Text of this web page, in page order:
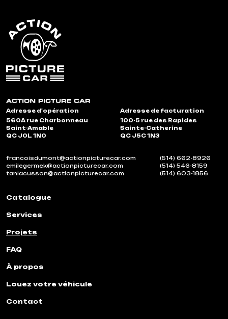
Adresse d'opération
560A rue Charbonneau
Saint-Amable
QC J0L 1N0
Adresse de facturation
100-5 rue des Rapides
Sainte-Catherine
QC J5C 1N3
francoisdumont@actionpicturecar.com
(514) 662-8926
emilegermek@actionpicturecar.com
(514) 546-8159
taniacusson@actionpicturecar.com
(514) 603-1856
Catalogue
Services
Projets
FAQ
À propos
Louez votre véhicule
Contact